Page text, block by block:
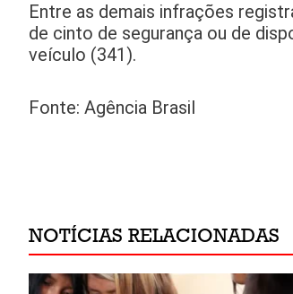
Entre as demais infrações
de cinto de segurança ou de
veículo (341).
Fonte: Agência Brasil
NOTÍCIAS RELACIONADAS